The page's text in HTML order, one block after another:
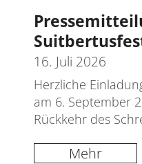
16. Juli 2026
Herzliche
am 6. September
Rückkehr des
Mehr